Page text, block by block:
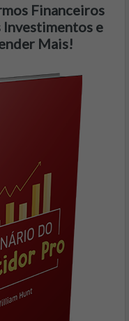
Financeiros
e
Mais!